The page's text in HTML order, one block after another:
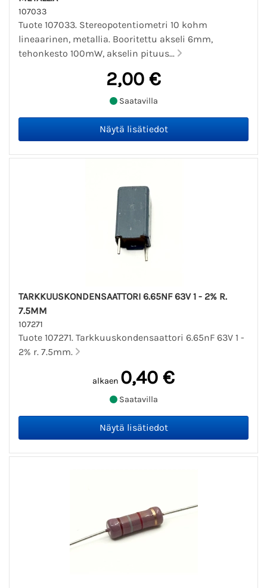
107033
Tuote 107033. Stereopotentiometri 10 kohm
lineaarinen, metallia. Booritettu akseli 6mm,
tehonkesto 100mW, akselin pituus...
2,00 €
Saatavilla
TARKKUUSKONDENSAATTORI 6.65NF 63V 1 - 2% R.
7.5MM
107271
Tuote 107271. Tarkkuuskondensaattori 6.65nF 63V 1 -
2% r. 7.5mm.
alkaen 0,40 €
Saatavilla